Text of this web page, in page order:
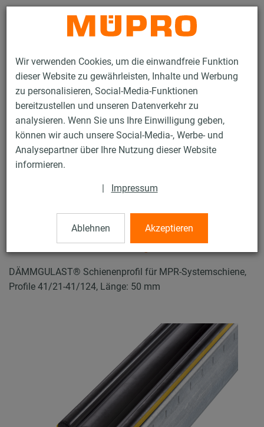
Wir verwenden Cookies, um die einwandfreie Funktion
dieser Website zu gewährleisten, Inhalte und Werbung
zu personalisieren, Social-Media-Funktionen
bereitzustellen und unseren Datenverkehr zu
analysieren. Wenn Sie uns Ihre Einwilligung geben,
können wir auch unsere Social-Media-, Werbe- und
Analysepartner über Ihre Nutzung dieser Website
informieren.
| Impressum
Ablehnen Akzeptieren
Kontakt
Produkte Befestigungstechnik
Lüftungsbefestigung
Feuerverzinkte Produkte für die Lüftungsbefestigung
DÄMMGULAST® Schienenprofile
DÄMMGULAST®
Schienenprofile
DÄMMGULAST® Schienenprofil für MPR-Systemschiene,
Profile 41/21-41/124, Länge: 50 mm